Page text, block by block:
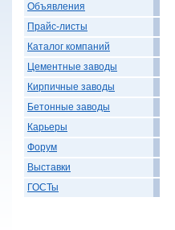
Объявления
Прайс-листы
Каталог компаний
Цементные заводы
Кирпичные заводы
Бетонные заводы
Карьеры
Форум
Выставки
ГОСТы